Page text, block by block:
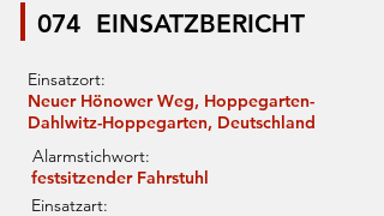
EINSATZBERICHT
074
Einsatzort:
Neuer Hönower Weg, Hoppegarten-
Dahlwitz-Hoppegarten, Deutschland
Alarmstichwort:
festsitzender Fahrstuhl
Einsatzart: